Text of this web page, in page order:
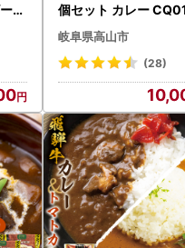
フ
個セット カレー
C13
岐阜県高山市
(28)